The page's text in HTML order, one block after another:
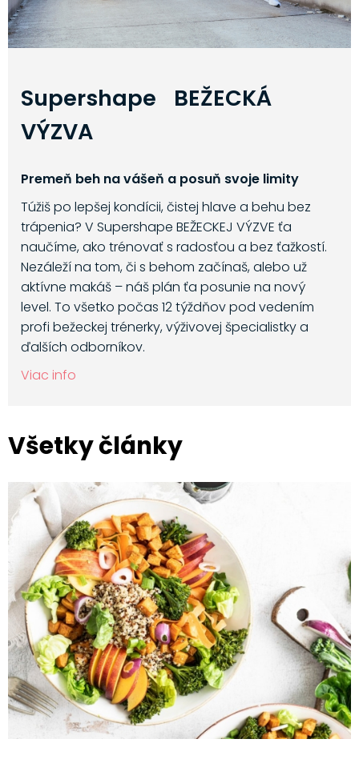
Supershape BEŽECKÁ
VÝZVA
Premeň beh na vášeň a posuň svoje limity
Túžiš po lepšej kondícii, čistej hlave a behu bez
trápenia? V Supershape BEŽECKEJ VÝZVE ťa
naučíme, ako trénovať s radosťou a bez ťažkostí.
Nezáleží na tom, či s behom začínaš, alebo už
aktívne makáš – náš plán ťa posunie na nový
level. To všetko počas 12 týždňov pod vedením
profi bežeckej trénerky, výživovej špecialistky a
ďalších odborníkov.
Viac info
Všetky články